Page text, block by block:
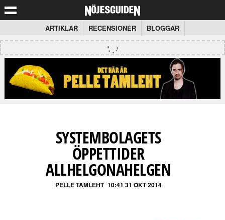
ARTIKLAR RECENSIONER BLOGGAR
SYSTEMBOLAGETS
ÖPPETTIDER
ALLHELGONAHELGEN
PELLE TAMLEHT 10:41 31 OKT 2014